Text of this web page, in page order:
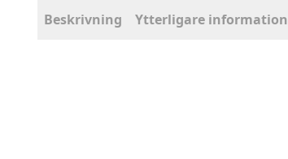
Beskrivning Ytterligare information